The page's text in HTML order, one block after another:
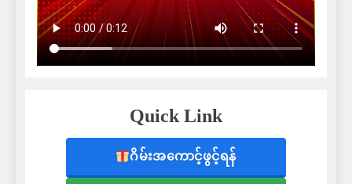
Quick Link
ဂိမ်းအကောင့်ဖွင့်ရန်